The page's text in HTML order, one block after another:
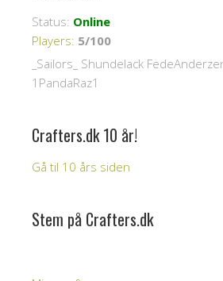
Status: Online
Players: 5/100
_Sailors_ Shundelack
1PandaRaz1
Crafters.dk 10 år!
Gå til 10 års siden
Stem på Crafters.dk